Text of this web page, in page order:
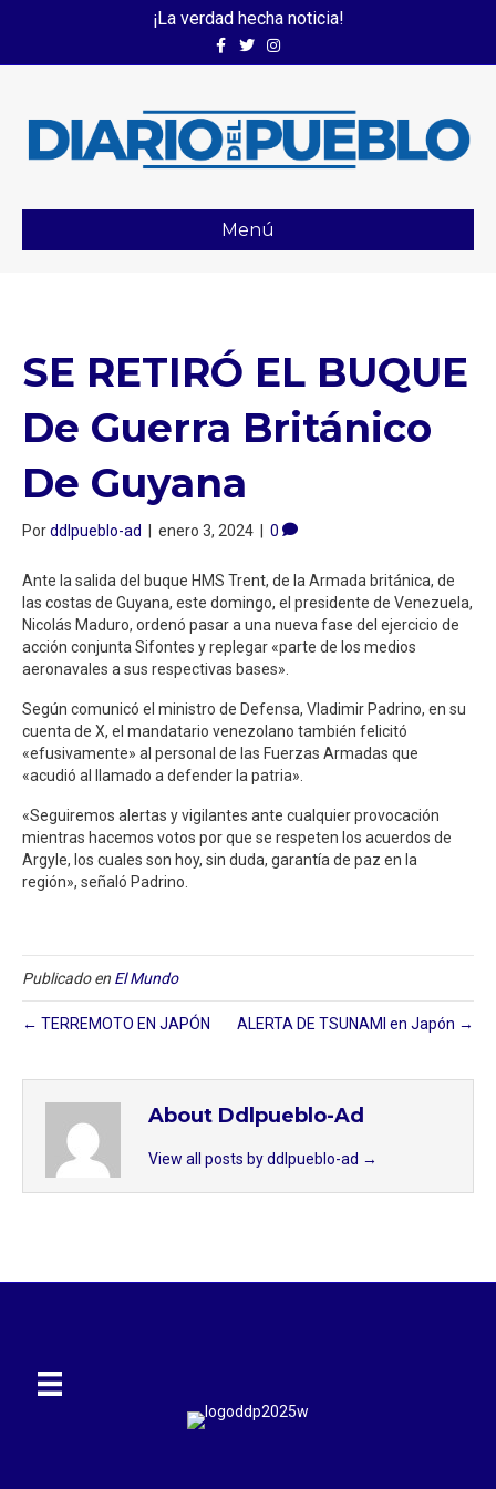
¡La verdad hecha noticia!
FacebookTwitterInstagram
Menú
SE RETIRÓ EL BUQUE
De Guerra Británico
De Guyana
Porddlpueblo-ad | enero 3, 2024 | 0
Ante la salida del buque HMS Trent, de la Armada británica, de
las costas de Guyana, este domingo, el presidente de Venezuela,
Nicolás Maduro, ordenó pasar a una nueva fase del ejercicio de
acción conjunta Sifontes y replegar «parte de los medios
aeronavales a sus respectivas bases».
Según comunicó el ministro de Defensa, Vladimir Padrino, en su
cuenta de X, el mandatario venezolano también felicitó
«efusivamente» al personal de las Fuerzas Armadas que
«acudió al llamado a defender la patria».
«Seguiremos alertas y vigilantes ante cualquier provocación
mientras hacemos votos por que se respeten los acuerdos de
Argyle, los cuales son hoy, sin duda, garantía de paz en la
región», señaló Padrino.
Publicado en El Mundo
← TERREMOTO EN JAPÓN ALERTA DE TSUNAMI en Japón →
About Ddlpueblo-Ad
View all posts by ddlpueblo-ad →